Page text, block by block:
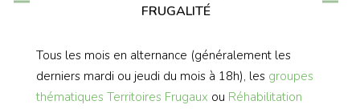
FRUGALITÉ
Tous les mois en alternance (généralement les
derniers mardi ou jeudi du mois à 18h), les groupes
thématiques Territoires Frugaux ou Réhabilitation